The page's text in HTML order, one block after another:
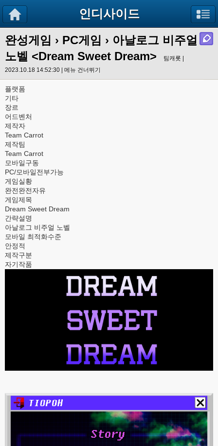
인디사이드
완성게임 › PC게임 › 아날로그 비주얼
노벨 <Dream Sweet Dream>
팀캐롯 |
2023.10.18 14:52:30 | 메뉴 건너뛰기
플랫폼
기타
장르
어드벤처
제작자
Team Carrot
제작팀
Team Carrot
모바일구동
PC/모바일전부가능
게임실황
완전완전자유
게임제목
Dream Sweet Dream
간략설명
아날로그 비주얼 노벨
모바일 최적화수준
안정적
제작구분
자기작품